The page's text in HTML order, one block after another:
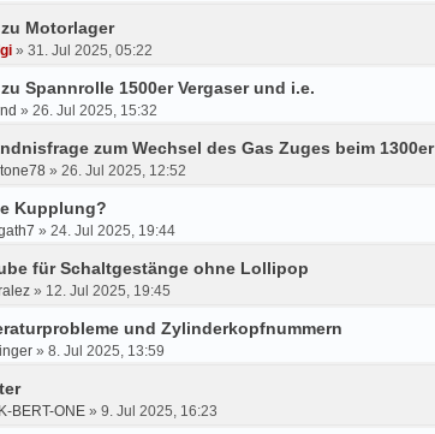
Motorlager
» 31. Jul 2025, 05:22
Spannrolle 1500er Vergaser und i.e.
» 26. Jul 2025, 15:32
zum Wechsel des Gas Zuges beim 1300er
» 26. Jul 2025, 12:52
Kupplung?
» 24. Jul 2025, 19:44
für Schaltgestänge ohne Lollipop
» 12. Jul 2025, 19:45
und Zylinderkopfnummern
» 8. Jul 2025, 13:59
BERT-ONE » 9. Jul 2025, 16:23